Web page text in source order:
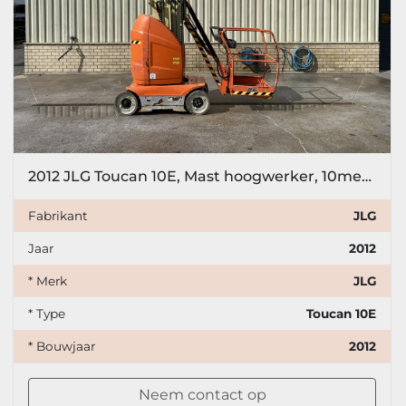
2012 JLG Toucan 10E, Mast hoogwerker, 10meter
Fabrikant JLG
Jaar 2012
* Merk JLG
* Type Toucan 10E
* Bouwjaar 2012
Neem contact op